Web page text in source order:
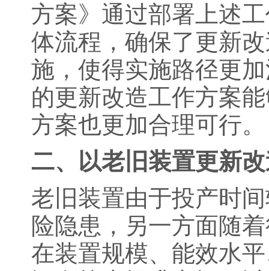
方案》通过部署上述
体流程，确保了更新
施，使得实施路径更
的更新改造工作方案
方案也更加合理可行。
二、以老旧装置更新
老旧装置由于投产时
险隐患，另一方面随
在装置规模、能效水